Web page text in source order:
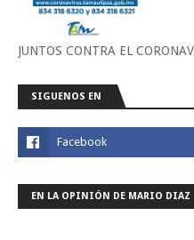
JUNTOS CONTRA EL
SIGUENOS EN
EN LA OPINIÓN DE MARIO DIAZ